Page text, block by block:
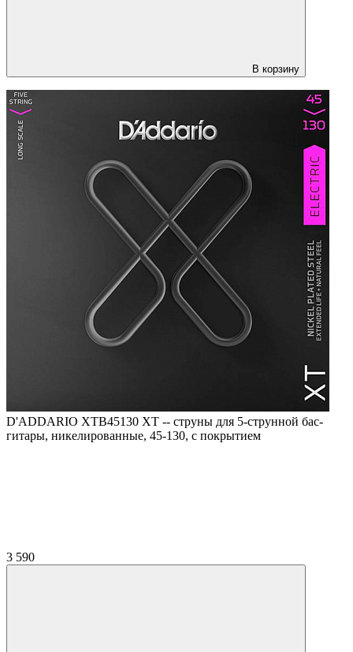
В корзину
D'ADDARIO XTB45130 XT -- струны для 5-струнной бас-
гитары, никелированные, 45-130, с покрытием
3 590